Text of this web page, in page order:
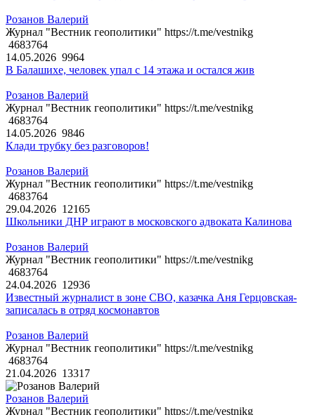
Розанов Валерий
Журнал "Вестник геополитики" https://t.me/vestnikg
4683764
14.05.2026 9964
В Балашихе, человек упал с 14 этажа и остался жив
Розанов Валерий
Журнал "Вестник геополитики" https://t.me/vestnikg
4683764
14.05.2026 9846
Клади трубку без разговоров!
Розанов Валерий
Журнал "Вестник геополитики" https://t.me/vestnikg
4683764
29.04.2026 12165
Школьники ДНР играют в московского адвоката Калинова
Розанов Валерий
Журнал "Вестник геополитики" https://t.me/vestnikg
4683764
24.04.2026 12936
Известный журналист в зоне СВО, казачка Аня Герцовская-
записалась в отряд космонавтов
Розанов Валерий
Журнал "Вестник геополитики" https://t.me/vestnikg
4683764
21.04.2026 13317
Розанов Валерий
Журнал "Вестник геополитики" https://t.me/vestnikg